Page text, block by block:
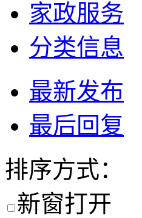
家政服务
分类信息
最新发布
最后回复
排序方式：
新窗打开